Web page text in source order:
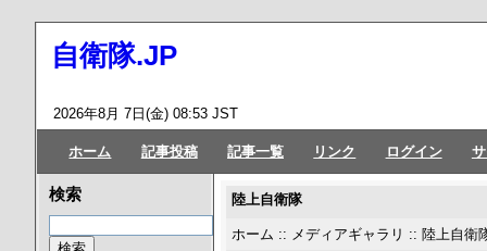
自衛隊.JP
2026年8月 7日(金) 08:53 JST
ホーム 記事投稿 記事一覧 リンク ログイン
陸上自衛隊
ホーム :: メディアギャラリ :: 陸上自
検索